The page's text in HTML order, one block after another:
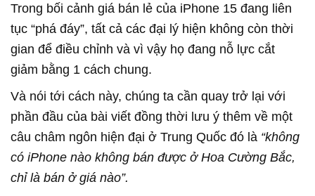
Trong bối cảnh giá bán lẻ của iPhone 15 đang liên
tục “phá đáy”, tất cả các đại lý hiện không còn thời
gian để điều chỉnh và vì vậy họ đang nỗ lực cắt
giảm bằng 1 cách chung.
Và nói tới cách này, chúng ta cần quay trở lại với
phần đầu của bài viết đồng thời lưu ý thêm về một
câu châm ngôn hiện đại ở Trung Quốc đó là “không
có iPhone nào không bán được ở Hoa Cường Bắc,
chỉ là bán ở giá nào”.